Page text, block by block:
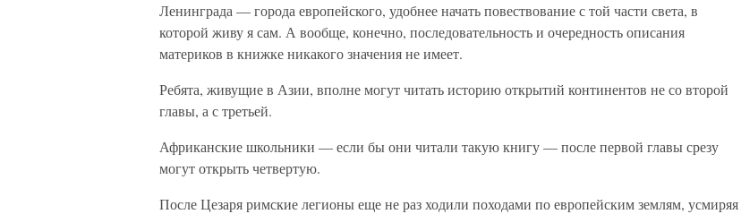
Ленинграда — города европейского, удобнее начать повествование с той части света, в
которой живу я сам. А вообще, конечно, последовательность и очередность описания
материков в книжке никакого значения не имеет.
Ребята, живущие в Азии, вполне могут читать историю открытий континентов не со второй
главы, а с третьей.
Африканские школьники — если бы они читали такую книгу — после первой главы срезу
могут открыть четвертую.
После Цезаря римские легионы еще не раз ходили походами по европейским землям, усмиряя